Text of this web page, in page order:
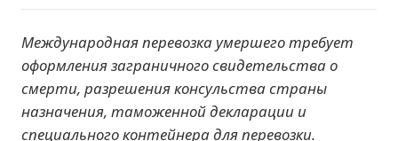
Международная перевозка умершего требует
оформления заграничного свидетельства о
смерти, разрешения консульства страны
назначения, таможенной декларации и
специального контейнера для перевозки.